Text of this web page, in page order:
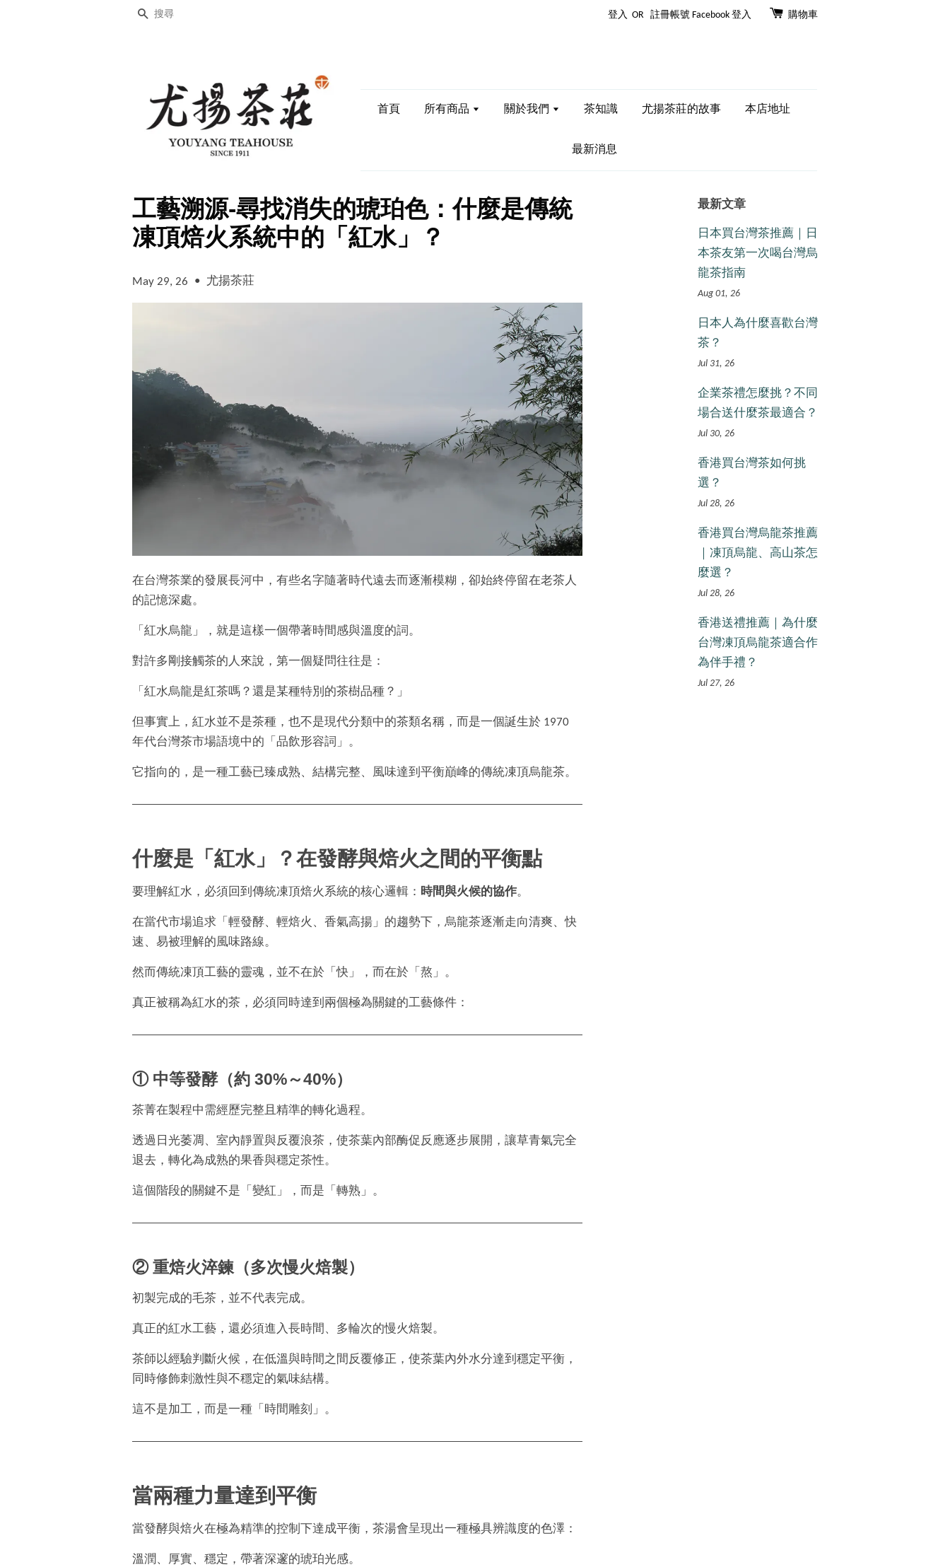
搜尋 登入 OR 註冊帳號 Facebook 登入 購物車
首頁 所有商品 關於我們 茶知識 尤揚茶莊的故事 本店地址
最新消息
工藝溯源-尋找消失的琥珀色：什麼是傳統
凍頂焙火系統中的「紅水」？
May 29, 26 • 尤揚茶莊
在台灣茶業的發展長河中，有些名字隨著時代遠去而逐漸模糊，卻始終停留在老茶人
的記憶深處。
「紅水烏龍」，就是這樣一個帶著時間感與溫度的詞。
對許多剛接觸茶的人來說，第一個疑問往往是：
「紅水烏龍是紅茶嗎？還是某種特別的茶樹品種？」
但事實上，紅水並不是茶種，也不是現代分類中的茶類名稱，而是一個誕生於 1970
年代台灣茶市場語境中的「品飲形容詞」。
它指向的，是一種工藝已臻成熟、結構完整、風味達到平衡巔峰的傳統凍頂烏龍茶。
什麼是「紅水」？在發酵與焙火之間的平衡點
要理解紅水，必須回到傳統凍頂焙火系統的核心邏輯： 時間與火候的協作。
在當代市場追求「輕發酵、輕焙火、香氣高揚」的趨勢下，烏龍茶逐漸走向清爽、快
速、易被理解的風味路線。
然而傳統凍頂工藝的靈魂，並不在於「快」，而在於「熬」。
真正被稱為紅水的茶，必須同時達到兩個極為關鍵的工藝條件：
① 中等發酵（約 30%～40%）
茶菁在製程中需經歷完整且精準的轉化過程。
透過日光萎凋、室內靜置與反覆浪茶，使茶葉內部酶促反應逐步展開，讓草青氣完全
退去，轉化為成熟的果香與穩定茶性。
這個階段的關鍵不是「變紅」，而是「轉熟」。
② 重焙火淬鍊（多次慢火焙製）
初製完成的毛茶，並不代表完成。
真正的紅水工藝，還必須進入長時間、多輪次的慢火焙製。
茶師以經驗判斷火候，在低溫與時間之間反覆修正，使茶葉內外水分達到穩定平衡，
同時修飾刺激性與不穩定的氣味結構。
這不是加工，而是一種「時間雕刻」。
當兩種力量達到平衡
當發酵與焙火在極為精準的控制下達成平衡，茶湯會呈現出一種極具辨識度的色澤：
溫潤、厚實、穩定，帶著深邃的琥珀光感。
最新文章
日本買台灣茶推薦｜日
本茶友第一次喝台灣烏
龍茶指南
Aug 01, 26
日本人為什麼喜歡台灣
茶？
Jul 31, 26
企業茶禮怎麼挑？不同
場合送什麼茶最適合？
Jul 30, 26
香港買台灣茶如何挑
選？
Jul 28, 26
香港買台灣烏龍茶推薦
｜凍頂烏龍、高山茶怎
麼選？
Jul 28, 26
香港送禮推薦｜為什麼
台灣凍頂烏龍茶適合作
為伴手禮？
Jul 27, 26